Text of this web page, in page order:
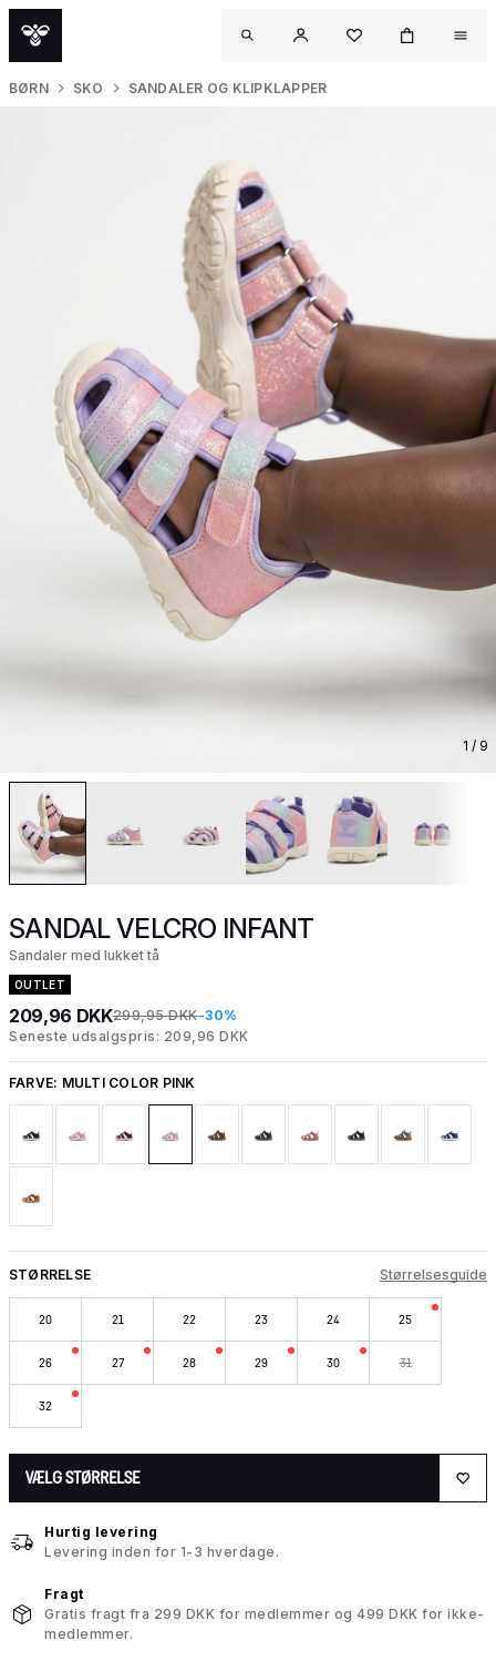
BØRN SKO SANDALER OG KLIPKLAPPER
1 / 9
SANDAL VELCRO INFANT
Sandaler med lukket tå
OUTLET
209,96 DKK299,95 DKK-30%
Seneste udsalgspris: 209,96 DKK
FARVE: MULTI COLOR PINK
STØRRELSE Størrelsesguide
20 21 22 23 24 25
26 27 28 29 30 31
32
VÆLG STØRRELSE
Hurtig levering
Levering inden for 1-3 hverdage.
Fragt
Gratis fragt fra 299 DKK for medlemmer og 499 DKK for ikke-
medlemmer.